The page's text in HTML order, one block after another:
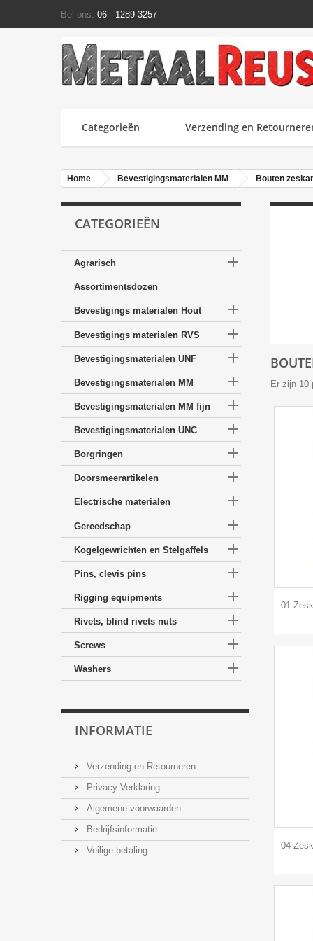
Bel ons: 06 - 1289 3257
Categorieën Verzending en
Home Bevestigingsmaterialen MM Bouten
CATEGORIEËN
Agrarisch 
Assortimentsdozen
Bevestigings materialen Hout 
Bevestigings materialen RVS 
Bevestigingsmaterialen UNF 
Bevestigingsmaterialen MM 
Bevestigingsmaterialen MM fijn 
Bevestigingsmaterialen UNC 
Borgringen 
Doorsmeerartikelen 
Electrische materialen 
Gereedschap 
Kogelgewrichten en Stelgaffels 
Pins, clevis pins 
Rigging equipments 
Rivets, blind rivets nuts 
Screws 
Washers 
INFORMATIE
Verzending en Retourneren
Privacy Verklaring
Algemene voorwaarden
Bedrijfsinformatie
Veilige betaling
Er zijn 10
01
04